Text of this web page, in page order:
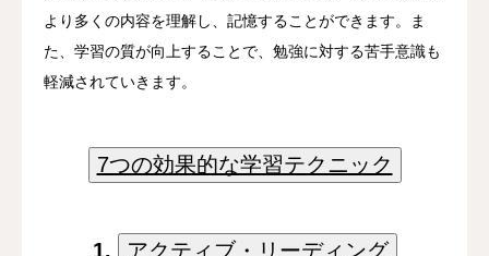
より多くの内容を理解し、記憶することができます。ま
た、学習の質が向上することで、勉強に対する苦手意識も
軽減されていきます。
7つの効果的な学習テクニック
1. アクティブ・リーディング